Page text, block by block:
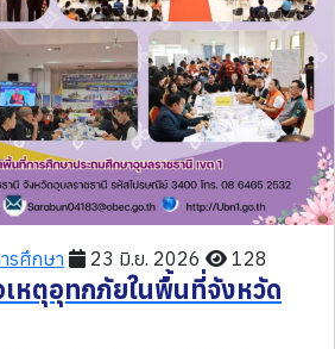
รศึกษา 23 มิ.ย. 2026 128
หตุอุทกภัยในพื้นที่จังหวัด